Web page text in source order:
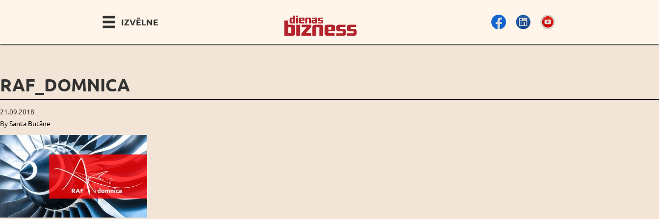
IZVĒLNE
RAF_DOMNICA
21.09.2018
BySanta Butāne